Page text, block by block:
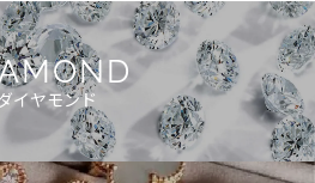
イヤモンド